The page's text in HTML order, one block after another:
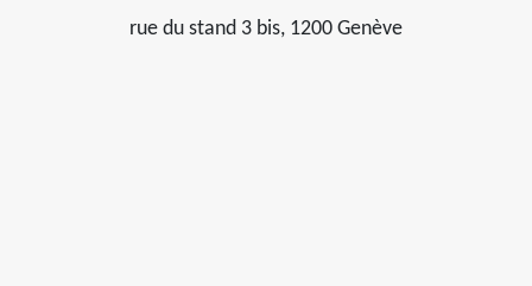
rue du stand 3 bis, 1200 Genève